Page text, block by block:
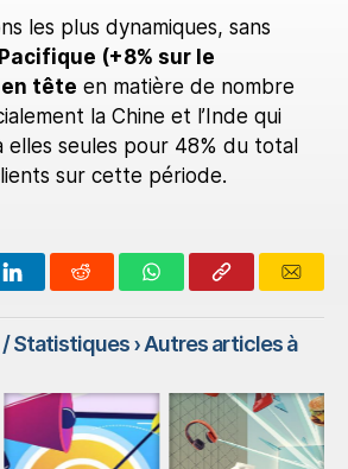
les plus dynamiques, sans
(+8% sur le
tête en matière de nombre
la Chine et l’Inde qui
elles seules pour 48% du total
sur cette période.
Statistiques› Autres articles à